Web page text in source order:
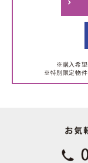
※購入希望
※特別限定物件